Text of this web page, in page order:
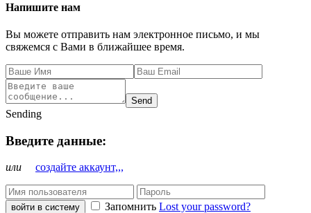
Напишите нам
Вы можете отправить нам электронное письмо, и мы
свяжемся с Вами в ближайшее время.
Send
Sending
Введите данные:
или создайте аккаунт,,,
войти в систему Запомнить Lost your password?